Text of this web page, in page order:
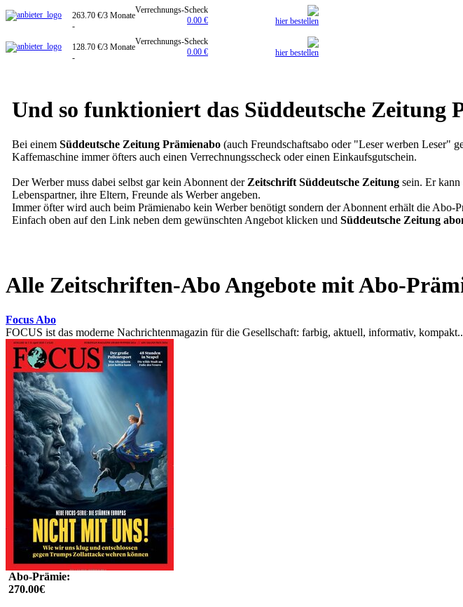
263.70 €/3 Monate
-
Verrechnungs-Scheck
0.00 €
hier bestellen
128.70 €/3 Monate
-
Verrechnungs-Scheck
0.00 €
hier bestellen
Und so funktioniert das Süddeutsche Zeitung
Bei einem Süddeutsche Zeitung Prämienabo (auch Freundschaftsabo oder "Leser werben Leser"
Kaffemaschine immer öfters auch einen Verrechnungsscheck oder einen Einkaufsgutschein.
Der Werber muss dabei selbst gar kein Abonnent der Zeitschrift Süddeutsche Zeitung sein. Er
Lebenspartner, ihre Eltern, Freunde als Werber angeben.
Immer öfter wird auch beim Prämienabo kein Werber benötigt sondern der Abonnent erhält die Abo-
Einfach oben auf den Link neben dem gewünschten Angebot klicken und Süddeutsche Zeitung
Alle Zeitschriften-Abo Angebote mit Abo-
Focus Abo
FOCUS ist das moderne Nachrichtenmagazin für die Gesellschaft: farbig, aktuell, informativ,
Abo-Prämie:
270.00€